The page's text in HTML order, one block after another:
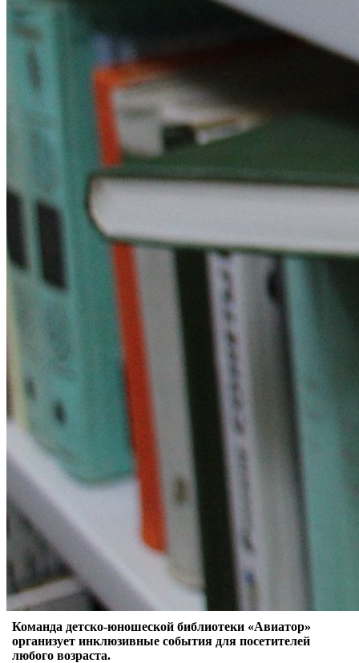
Команда детско-юношеской библиотеки «Авиатор»
организует инклюзивные события для посетителей
любого возраста.